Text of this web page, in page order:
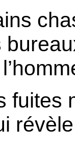
fuites